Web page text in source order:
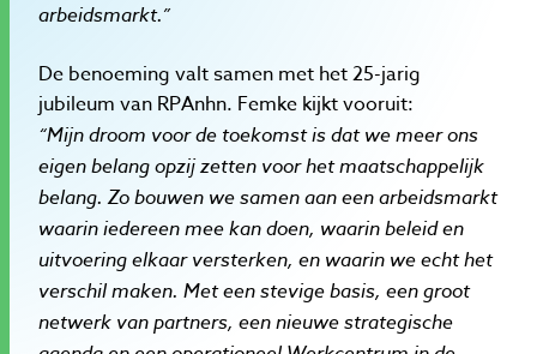
arbeidsmarkt.”
De benoeming valt samen met het 25-jarig
jubileum van RPAnhn. Femke kijkt vooruit:
“Mijn droom voor de toekomst is dat we meer ons
eigen belang opzij zetten voor het maatschappelijk
belang. Zo bouwen we samen aan een arbeidsmarkt
waarin iedereen mee kan doen, waarin beleid en
uitvoering elkaar versterken, en waarin we echt het
verschil maken. Met een stevige basis, een groot
netwerk van partners, een nieuwe strategische